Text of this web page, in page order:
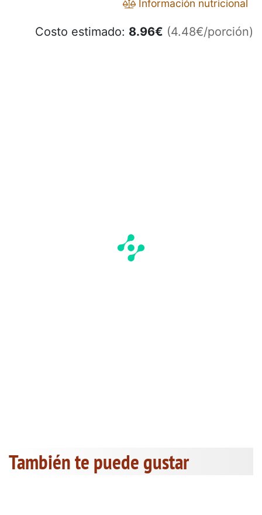
Información nutricional
Costo estimado: 8.96€ (4.48€/porción)
También te puede gustar